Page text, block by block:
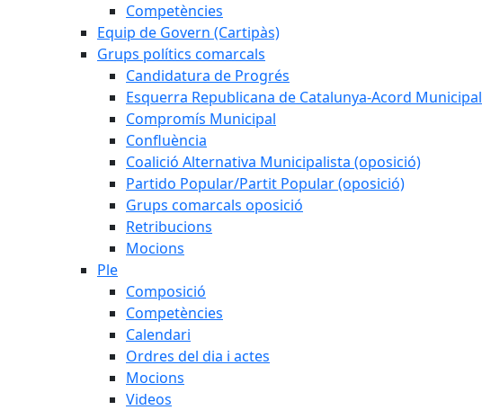
Competències
Equip de Govern (Cartipàs)
Grups polítics comarcals
Candidatura de Progrés
Esquerra Republicana de Catalunya-Acord Municipal
Compromís Municipal
Confluència
Coalició Alternativa Municipalista (oposició)
Partido Popular/Partit Popular (oposició)
Grups comarcals oposició
Retribucions
Mocions
Ple
Composició
Competències
Calendari
Ordres del dia i actes
Mocions
Videos